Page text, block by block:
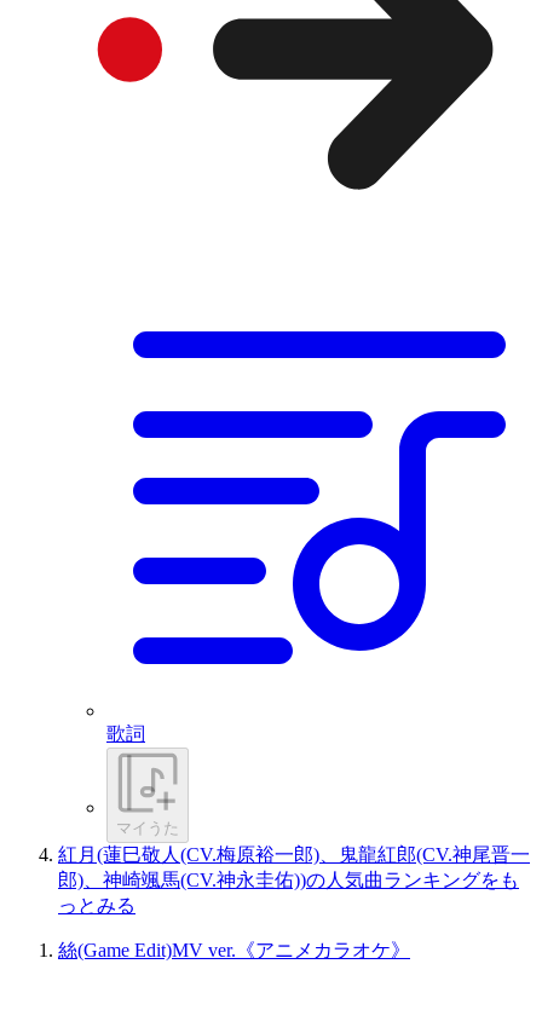
歌詞
マイうた
紅月(蓮巳敬人(CV.梅原裕一郎)、鬼龍紅郎(CV.神尾晋一
郎)、神崎颯馬(CV.神永圭佑))の人気曲ランキングをも
っとみる
絲(Game Edit)MV ver.《アニメカラオケ》